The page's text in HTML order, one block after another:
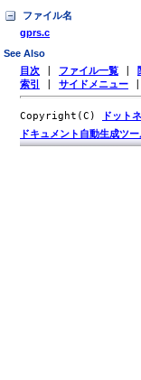
ファイル名
gprs.c
See Also
目次 ファイル一覧
索引
サイドメニュー
Copyright(C) ドット
ドキュメント自動生成ツ